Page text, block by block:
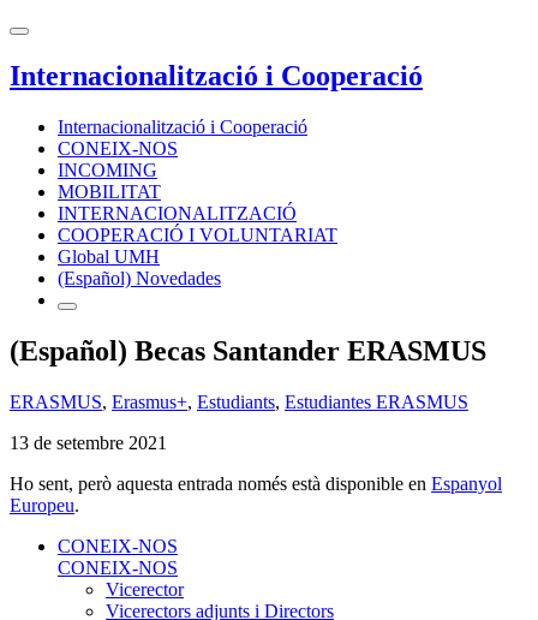
Internacionalització i Cooperació
Internacionalització i Cooperació
CONEIX-NOS
INCOMING
MOBILITAT
INTERNACIONALITZACIÓ
COOPERACIÓ I VOLUNTARIAT
Global UMH
(Español) Novedades
(Español) Becas Santander ERASMUS
ERASMUS, Erasmus+, Estudiants, Estudiantes ERASMUS
13 de setembre 2021
Ho sent, però aquesta entrada només està disponible en Espanyol
Europeu.
CONEIX-NOS
CONEIX-NOS
Vicerector
Vicerectors adjunts i Directors